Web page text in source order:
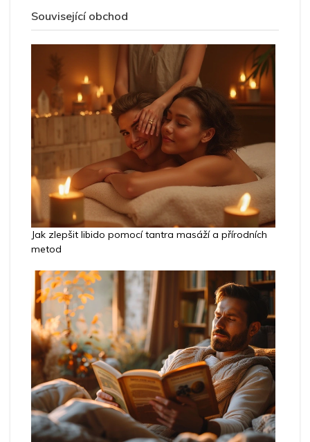
Související obchod
Jak zlepšit libido pomocí tantra masáží a přírodních
metod